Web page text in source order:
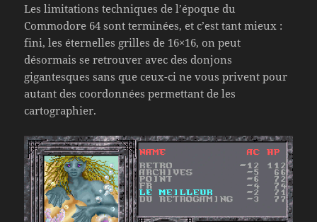
Les limitations techniques de l’époque du
Commodore 64 sont terminées, et c’est tant mieux :
fini, les éternelles grilles de 16×16, on peut
désormais se retrouver avec des donjons
gigantesques sans que ceux-ci ne vous privent pour
autant des coordonnées permettant de les
cartographier.